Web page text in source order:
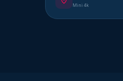
Mini 4k